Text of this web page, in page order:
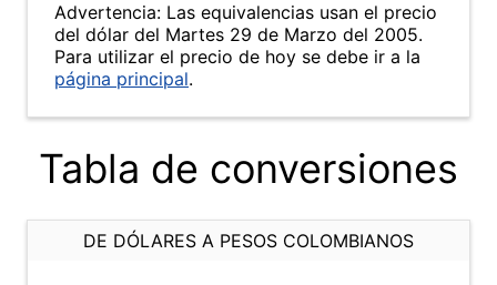
Advertencia: Las equivalencias usan el precio
del dólar del Martes 29 de Marzo del 2005.
Para utilizar el precio de hoy se debe ir a la
página principal.
Tabla de conversiones
DE DÓLARES A PESOS COLOMBIANOS